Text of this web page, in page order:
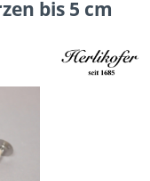
bis 5 cm